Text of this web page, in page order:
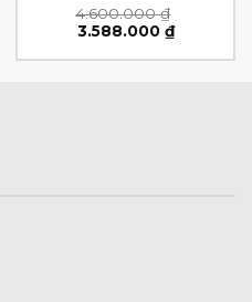
4.600.000₫
Giá
là:
3.588.000 ₫Giá
tại